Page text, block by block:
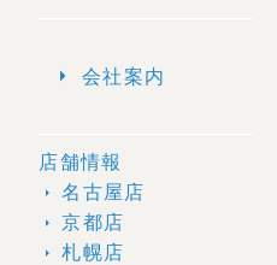
arrow_right 会社案内
店舗情報
arrow_right 名古屋店
arrow_right 京都店
arrow_right 札幌店